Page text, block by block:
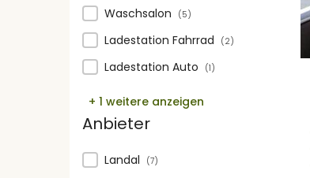
Waschsalon (5)
Ladestation Fahrrad (2)
Ladestation Auto (1)
+ 1 weitere anzeigen
Anbieter
Anbieter
Landal (7)